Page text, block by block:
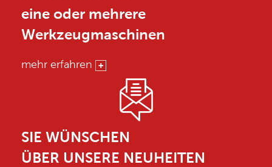
eine oder mehrere
Werkzeugmaschinen
mehr erfahren
SIE WÜNSCHEN
ÜBER UNSERE NEUHEITEN